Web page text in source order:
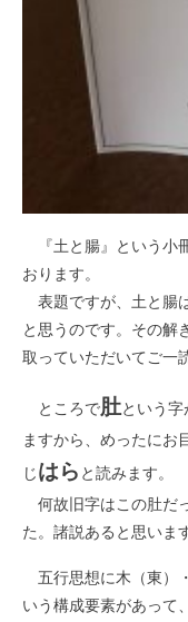
『土と腸』という小
おります。
表題ですが、土と腸
と思うのです。その解
取っていただいてご一
ところで肚という
ますから、めったにお
じはら と読みます。
何故旧字はこの肚だ
た。諸説あると思い
五行思想に木（東）
いう構成要素があって